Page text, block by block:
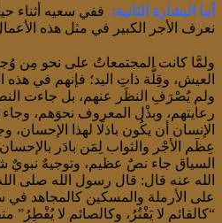
أما البشارة الثانية: ففي سعيه أثناء
نعرف الأجر الكبير في مثل هذه
ولمَّا كانت المجتمعاتُ على نحو مِن
العيش، وقِلَّة ذاتِ اليد؛ فإنهم في هذه
ولم يُصْرَفِ النظَر عنهم، بل جاءت
رعايتهم، وبذْل المعروف نحوَهم،
الإنسان أن يكُون باذلًا لهذا الإحسان،
عِظَم الأجْر والثواب لِمَن بادَر
السياق جاء نصٌ عظيم، وتوجيهٌ
الله عنه قال: قال رسول الله صلى
على الأرملة والمسكين كالمجاهد في
“كالقائم لا يَفْتُرُ، وكالصائم لا يُفْطِرُ”